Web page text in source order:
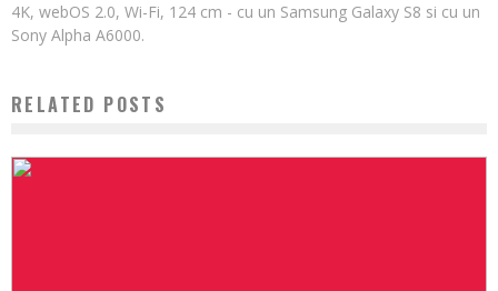
4K, webOS 2.0, Wi-Fi, 124 cm - cu un Samsung Galaxy S8 si cu un
Sony Alpha A6000.
RELATED POSTS